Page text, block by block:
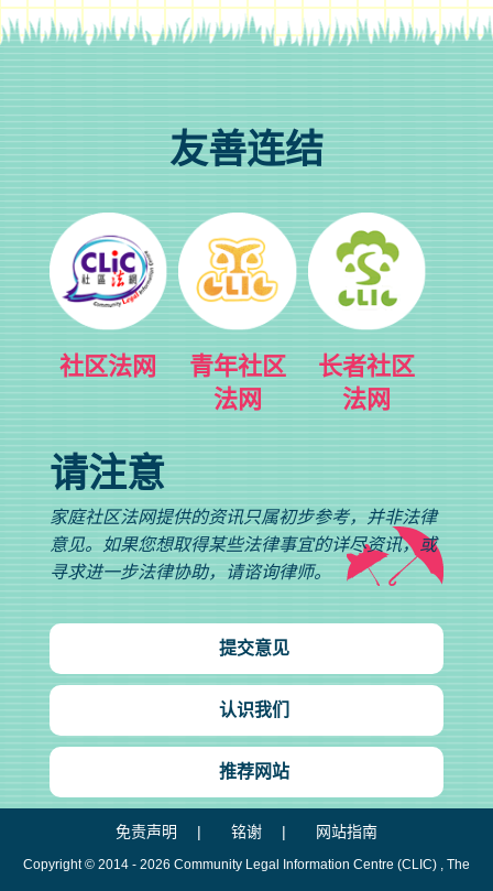
友善连结
社区法网
青年社区
法网
长者社区
法网
请注意
家庭社区法网提供的资讯只属初步参考，并非法律
意见。如果您想取得某些法律事宜的详尽资讯，或
寻求进一步法律协助，请谘询律师。
提交意见
认识我们
推荐网站
免责声明 铭谢 网站指南
Copyright © 2014 - 2026 Community Legal Information Centre (CLIC) , The